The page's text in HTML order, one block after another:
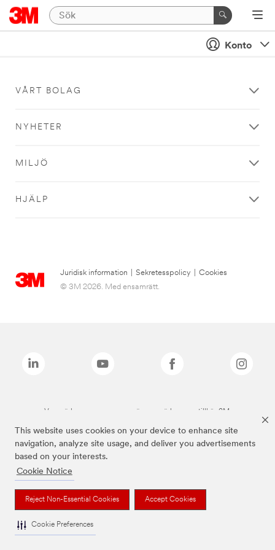
This website uses cookies on your device to enhance site
navigation, analyze site usage, and deliver you advertisements
based on your interests.
Cookie Notice
Reject Non-Essential Cookies Accept Cookies
Cookie Preferences
Konto
VÅRT BOLAG
NYHETER
MILJÖ
HJÄLP
Juridisk information Sekretesspolicy
Cookies
© 3M 2026. Med ensamrätt.
Varumärken som anges ovan är varumärken som tillhör 3M.